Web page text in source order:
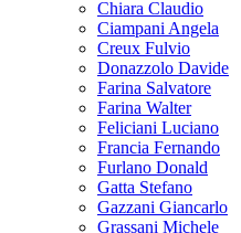
Chiara Claudio
Ciampani Angela
Creux Fulvio
Donazzolo Davide
Farina Salvatore
Farina Walter
Feliciani Luciano
Francia Fernando
Furlano Donald
Gatta Stefano
Gazzani Giancarlo
Grassani Michele